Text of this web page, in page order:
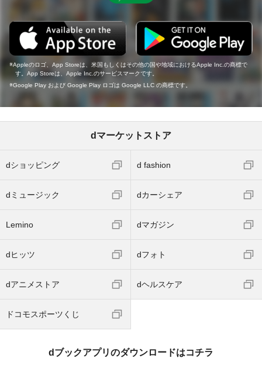
Appleのロゴ、App Storeは、米国もしくはその他の国や地域におけるApple Inc.の商標で
す。App Storeは、Apple Inc.のサービスマークです。
Google Play および Google Play ロゴは Google LLC の商標です。
dマーケットストア
dショッピング d fashion
dミュージック dカーシェア
Lemino dマガジン
dヒッツ dフォト
dアニメストア dヘルスケア
ドコモスポーツくじ
dブックアプリのダウンロードはコチラ